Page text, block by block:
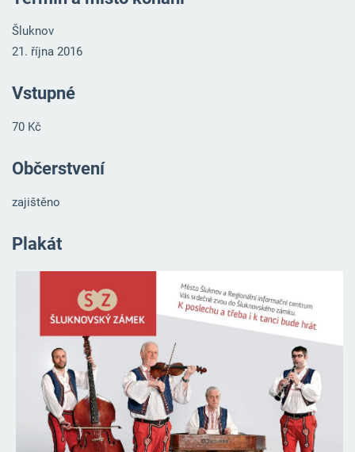
Šluknov
21. října 2016
Vstupné
70 Kč
Občerstvení
zajištěno
Plakát